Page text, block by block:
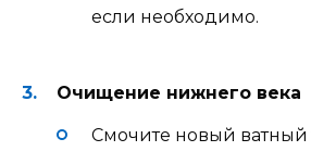
если необходимо.
Очищение нижнего века
Смочите новый ватный